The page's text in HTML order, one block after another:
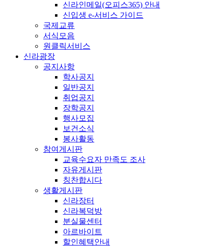
신라인메일(오피스365) 안내
신입생 e-서비스 가이드
국제교류
서식모음
원클릭서비스
신라광장
공지사항
학사공지
일반공지
취업공지
장학공지
행사모집
보건소식
봉사활동
참여게시판
교육수요자 만족도 조사
자유게시판
칭찬합시다
생활게시판
신라장터
신라복덕방
분실물센터
아르바이트
할인혜택안내